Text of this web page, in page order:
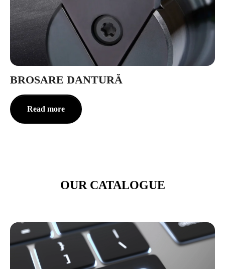
BROSARE DANTURĂ
Read more
OUR CATALOGUE